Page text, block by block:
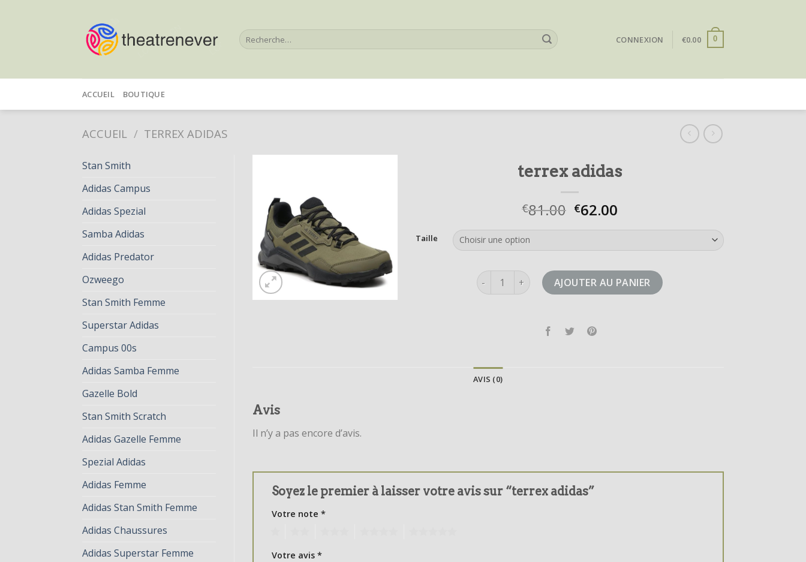
Recherche
pour :
CONNEXION €0.00 0
ACCUEIL BOUTIQUE
ACCUEIL / TERREX ADIDAS
Stan Smith
Adidas Campus
Adidas Spezial
Samba Adidas
Adidas Predator
Ozweego
Stan Smith Femme
Superstar Adidas
Campus 00s
Adidas Samba Femme
Gazelle Bold
Stan Smith Scratch
Adidas Gazelle Femme
Spezial Adidas
Adidas Femme
Adidas Stan Smith Femme
Adidas Chaussures
Adidas Superstar Femme
terrex adidas
€81.00 €62.00
Taille
quantité de terrex adidasAJOUTER AU PANIER
AVIS (0)
Avis
Il n’y a pas encore d’avis.
Soyez le premier à laisser votre avis sur “terrex adidas”
Votre note *
Votre avis *